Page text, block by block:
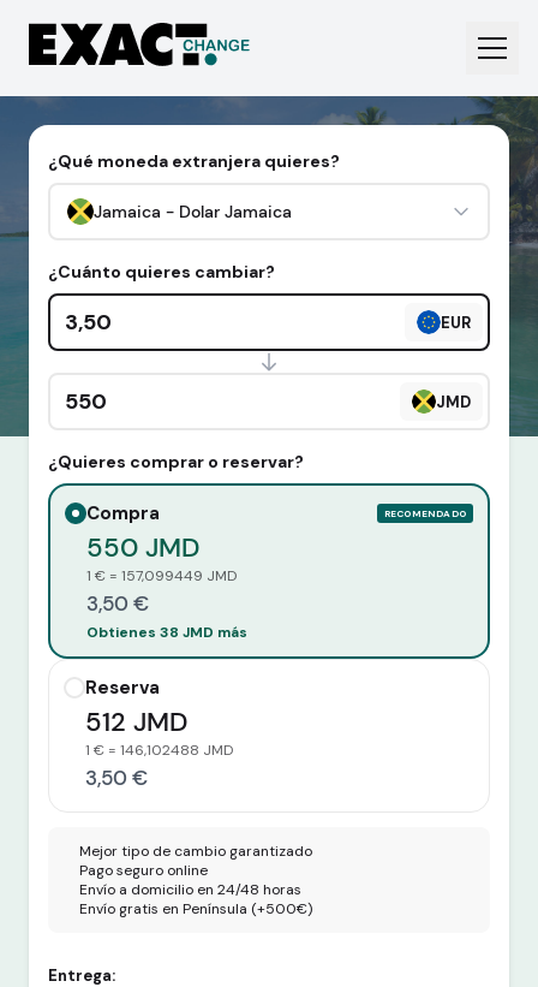
¿Qué moneda extranjera quieres?
Jamaica - Dolar Jamaica
¿Cuánto quieres cambiar?
Cantidad en euros
EUR
JMD
¿Quieres comprar o reservar?
Compra RECOMENDADO
550 JMD
1 € = 157,099449 JMD
3,50 €
Obtienes 38 JMD más
Reserva
512 JMD
1 € = 146,102488 JMD
3,50 €
Mejor tipo de cambio garantizado
Pago seguro online
Envío a domicilio en 24/48 horas
Envío gratis en Península (+500€)
Entrega: